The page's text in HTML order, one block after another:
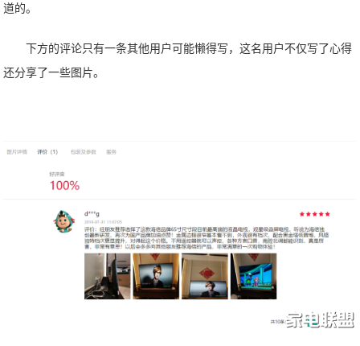
道的。
下方的评论只有一条其他用户可能懒得写，这名用户不仅写了心得
还分享了一些图片。